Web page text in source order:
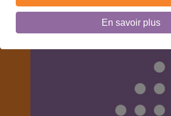
En savoir plus